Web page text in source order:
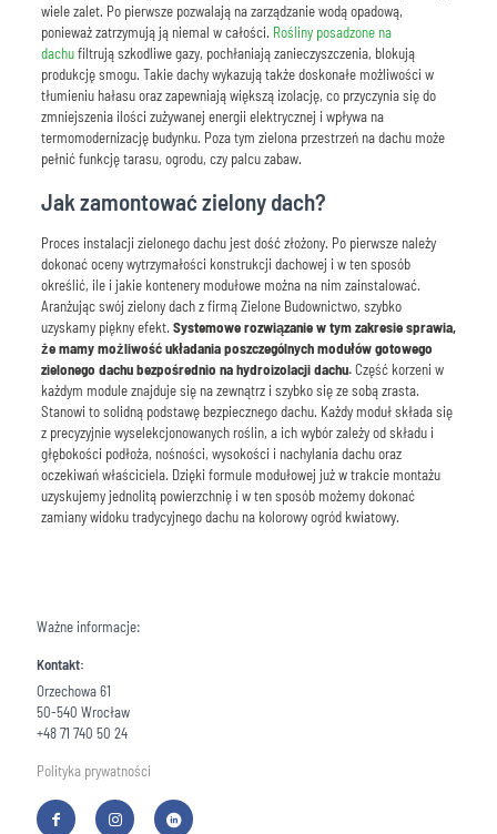
wiele zalet. Po pierwsze pozwalają na zarządzanie wodą opadową,
ponieważ zatrzymują ją niemal w całości. Rośliny posadzone na
dachufiltrują szkodliwe gazy, pochłaniają zanieczyszczenia, blokują
produkcję smogu. Takie dachy wykazują także doskonałe możliwości w
tłumieniu hałasu oraz zapewniają większą izolację, co przyczynia się do
zmniejszenia ilości zużywanej energii elektrycznej i wpływa na
termomodernizację budynku. Poza tym zielona przestrzeń na dachu może
pełnić funkcję tarasu, ogrodu, czy palcu zabaw.
Jak zamontować zielony dach?
Proces instalacji zielonego dachu jest dość złożony. Po pierwsze należy
dokonać oceny wytrzymałości konstrukcji dachowej i w ten sposób
określić, ile i jakie kontenery modułowe można na nim zainstalować.
Aranżując swój zielony dach z firmą Zielone Budownictwo, szybko
uzyskamy piękny efekt. Systemowe rozwiązanie w tym zakresie sprawia,
że mamy możliwość układania poszczególnych modułów gotowego
zielonego dachu bezpośrednio na hydroizolacji dachu.Część korzeni w
każdym module znajduje się na zewnątrz i szybko się ze sobą zrasta.
Stanowi to solidną podstawę bezpiecznego dachu. Każdy moduł składa się
z precyzyjnie wyselekcjonowanych roślin, a ich wybór zależy od składu i
głębokości podłoża, nośności, wysokości i nachylania dachu oraz
oczekiwań właściciela. Dzięki formule modułowej już w trakcie montażu
uzyskujemy jednolitą powierzchnię i w ten sposób możemy dokonać
zamiany widoku tradycyjnego dachu na kolorowy ogród kwiatowy.
Ważne informacje:
Kontakt:
Orzechowa 61
50-540 Wrocław
+48 71 740 50 24
Polityka prywatności